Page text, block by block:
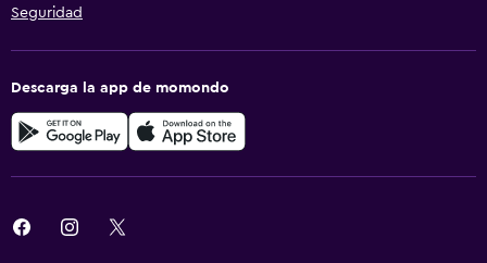
Seguridad
Descarga la app de momondo